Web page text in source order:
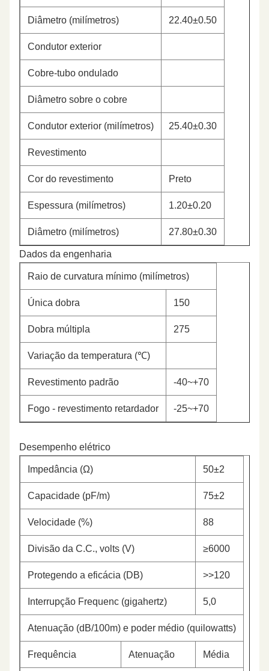
Diâmetro (milímetros) 22.40±0.50
Condutor exterior
Cobre-tubo ondulado
Diâmetro sobre o cobre
Condutor exterior (milímetros) 25.40±0.30
Revestimento
Cor do revestimento Preto
Espessura (milímetros) 1.20±0.20
Diâmetro (milímetros) 27.80±0.30
Dados da engenharia
Raio de curvatura mínimo (milímetros)
Única dobra 150
Dobra múltipla 275
Variação da temperatura (℃)
Revestimento padrão -40~+70
Fogo - revestimento retardador -25~+70
Desempenho elétrico
Impedância (Ω) 50±2
Capacidade (pF/m) 75±2
Velocidade (%) 88
Divisão da C.C., volts (V) ≥6000
Protegendo a eficácia (DB) >>120
Interrupção Frequenc (gigahertz) 5,0
Atenuação (dB/100m) e poder médio (quilowatts)
Frequência Atenuação Média